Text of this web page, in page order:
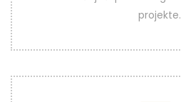
projekte.